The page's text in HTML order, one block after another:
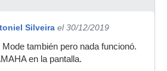
Silveira el 30/12/2019
Mode también pero nada funcionó.
en la pantalla.